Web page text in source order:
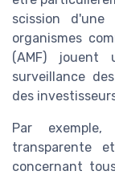
scission d'une
organismes
(AMF) jouent
surveillance
des
Par exemple,
transparente
concernant